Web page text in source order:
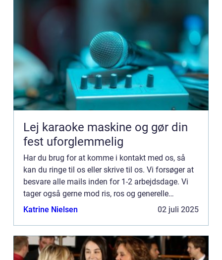
Lej karaoke maskine og gør din
fest uforglemmelig
Har du brug for at komme i kontakt med os, så
kan du ringe til os eller skrive til os. Vi forsøger at
besvare alle mails inden for 1-2 arbejdsdage. Vi
tager også gerne mod ris, ros og generelle
kommentarer til vores side.
Katrine Nielsen 02 juli 2025